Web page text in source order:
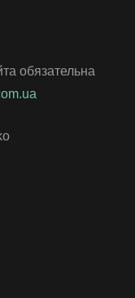
обязательна